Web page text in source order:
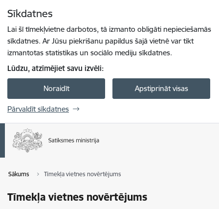
Sīkdatnes
Lai šī tīmekļvietne darbotos, tā izmanto obligāti nepieciešamās
sīkdatnes. Ar Jūsu piekrišanu papildus šajā vietnē var tikt
izmantotas statistikas un sociālo mediju sīkdatnes.
Lūdzu, atzīmējiet savu izvēli:
Noraidīt Apstiprināt visas
Pārvaldīt sīkdatnes
Sākums Tīmekļa vietnes novērtējums
Tīmekļa vietnes novērtējums